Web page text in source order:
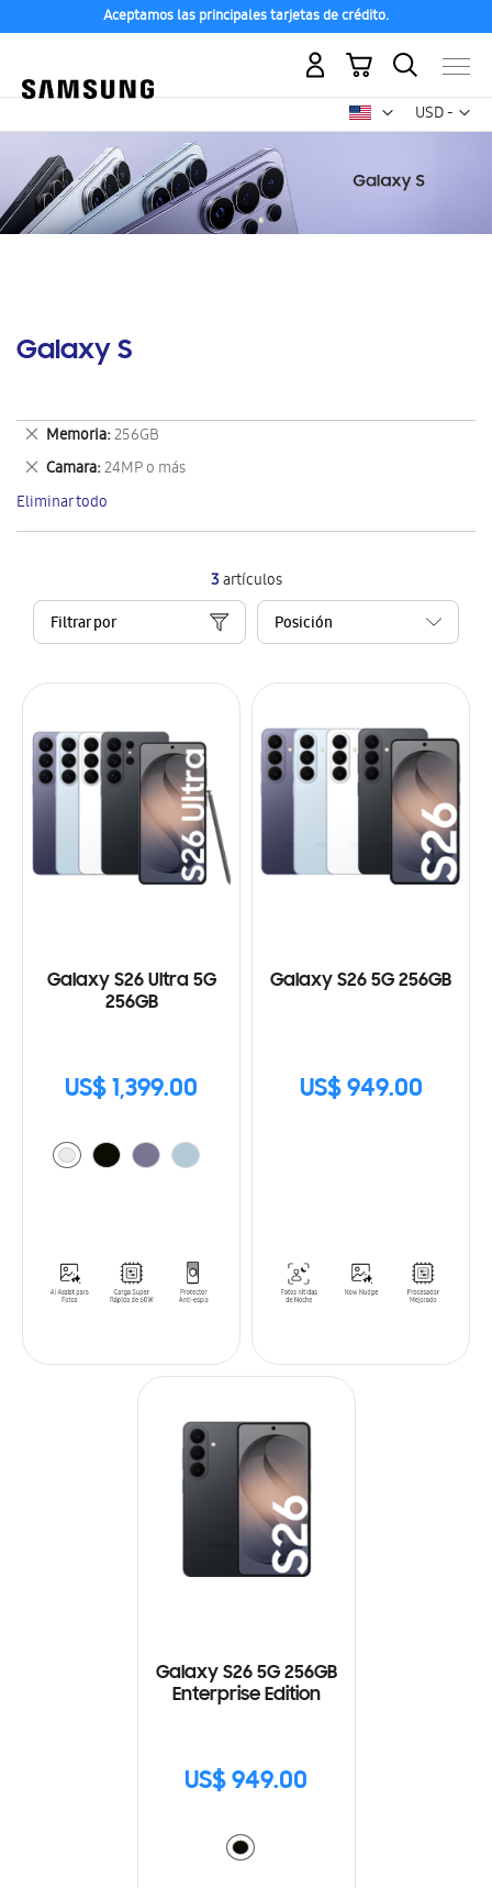
Aceptamos las principales tarjetas de crédito.
USD -
dólar
Mi carrito
Galaxy S
3artículos
Filtrar por
Galaxy S26 Ultra 5G
256GB
US$ 1,399.00
Galaxy S26 5G 256GB
US$ 949.00
Galaxy S26 5G 256GB
Enterprise Edition
US$ 949.00
Memoria 256GB
Eliminar
este
artículo
Camara 24MP o más
Eliminar
este
artículo
Eliminar todo